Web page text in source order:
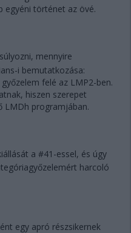
egyéni történet az övé.
mennyire
i bemutatkozása:
felé az LMP2-ben.
hiszen szerepet
LMDh programjában.
a #41-essel, és úgy
harcoló
egy apró részsikernek